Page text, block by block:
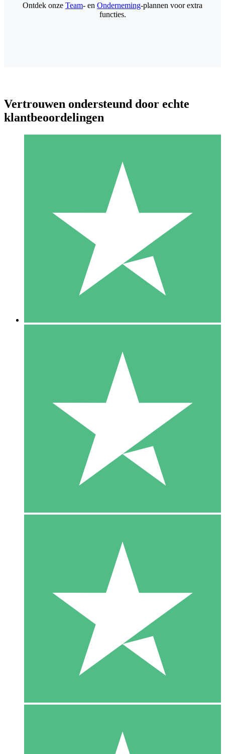
Individuele Creditpakketten
Betaal per gebruik met downloadtegoeden. Geen maandelijkse
1000
10 Downloaden
20 00
Ontdek onze Team- en Onderneming-plannen voor extra
functies.
Vertrouwen ondersteund door echte
klantbeoordelingen